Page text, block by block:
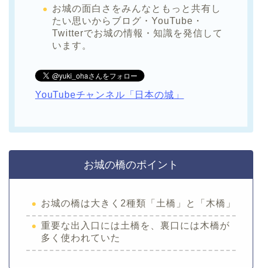
お城の面白さをみんなともっと共有し
たい思いからブログ・YouTube・
Twitterでお城の情報・知識を発信して
います。
YouTubeチャンネル「日本の城」
お城の橋のポイント
お城の橋は大きく2種類「土橋」と「木橋」
重要な出入口には土橋を、裏口には木橋が
多く使われていた